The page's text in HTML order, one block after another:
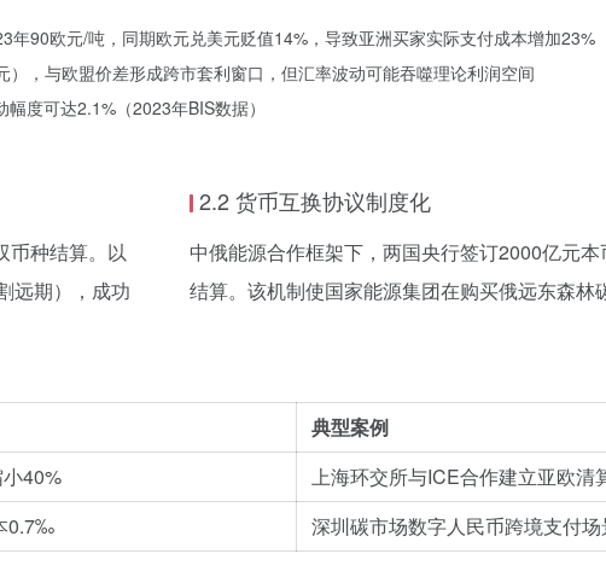
年90欧元/吨，同期欧元兑美元贬值14%，导致亚洲买家实际支付成本增加23%
），与欧盟价差形成跨市套利窗口，但汇率波动可能吞噬理论利润空间
度可达2.1%（2023年BIS数据）
币种结算。以
远期），成功
2.2 货币互换协议制度化
中俄能源合作框架下，两国央行签订2000亿元
结算。该机制使国家能源集团在购买俄远东森林
典型案例
40%
上海环交所与ICE合作建立亚欧清
0.7‰ 深圳碳市场数字人民币跨境支付场